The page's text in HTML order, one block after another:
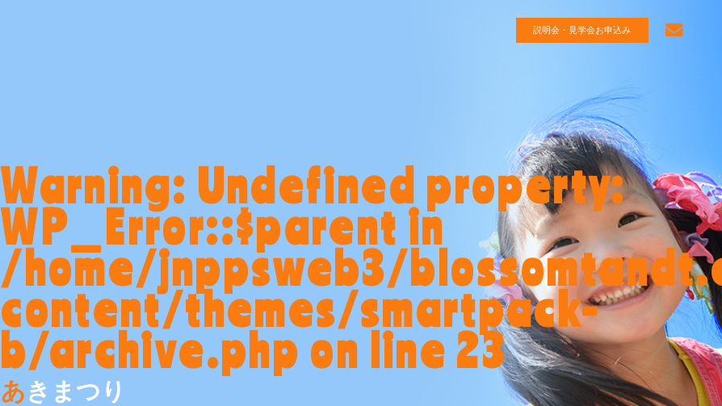
説明会・見学会お申込み
Warning: Undefined property:
WP_Error::$parent in
/home/jnppsweb3/
content/themes/smartpack-
b/archive.php on line 23
あきまつり